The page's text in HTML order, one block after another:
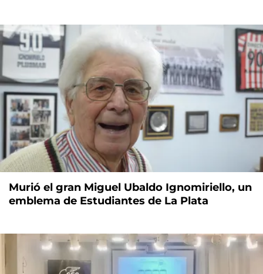
Murió el gran Miguel Ubaldo Ignomiriello, un
emblema de Estudiantes de La Plata